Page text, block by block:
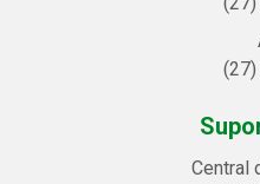
Central